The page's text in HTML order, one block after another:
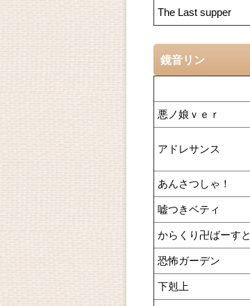
The Last supper
鏡音リン
悪ノ娘ｖｅｒ
アドレサンス
あんさつしゃ！
嘘つきベティ
からくり卍ばーすと
恐怖ガーデン
下剋上